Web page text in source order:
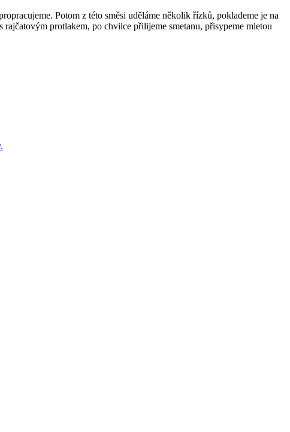
Potom z této směsi uděláme několik řízků, poklademe je na
protlakem, po chvilce přilijeme smetanu, přisypeme mletou